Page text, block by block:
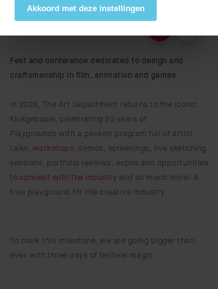
Fest and conference dedicated to design and
craftsmanship in film, animation and games.
In 2026, The Art Department returns to the iconic
Klokgebouw, celebrating 20 years of
Playgrounds with a packed program full of artist
talks, workshops, demos, screenings, live sketching
sessions, portfolio reviews, expos and opportunities
to connect with the industry and so much more! A
true playground for the creative industry.
To mark this milestone, we are going bigger than
ever with three days of festival magic:
Akkoord met deze instellingen